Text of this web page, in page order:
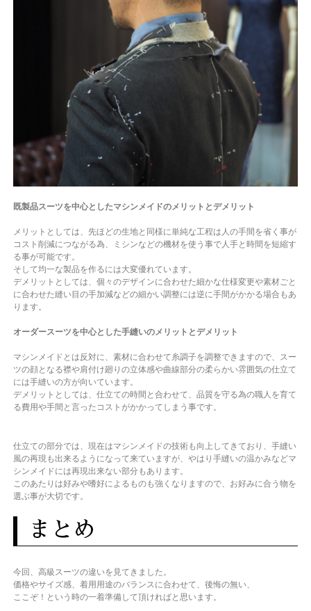
既製品スーツを中心としたマシンメイドのメリットとデメリット
メリットとしては、先ほどの生地と同様に単純な工程は人の手間を省く事が
コスト削減につながる為、ミシンなどの機材を使う事で人手と時間を短縮す
る事が可能です。
そして均一な製品を作るには大変優れています。
デメリットとしては、個々のデザインに合わせた細かな仕様変更や素材ごと
に合わせた縫い目の手加減などの細かい調整には逆に手間がかかる場合もあ
ります。
オーダースーツを中心とした手縫いのメリットとデメリット
マシンメイドとは反対に、素材に合わせて糸調子を調整できますので、スー
ツの顔となる襟や肩付け廻りの立体感や曲線部分の柔らかい雰囲気の仕立て
には手縫いの方が向いています。
デメリットとしては、仕立ての時間と合わせて、品質を守る為の職人を育て
る費用や手間と言ったコストがかかってしまう事です。
仕立ての部分では、現在はマシンメイドの技術も向上してきており、手縫い
風の再現も出来るようになって来ていますが、やはり手縫いの温かみなどマ
シンメイドには再現出来ない部分もあります。
このあたりは好みや嗜好によるものも強くなりますので、お好みに合う物を
選ぶ事が大切です。
まとめ
今回、高級スーツの違いを見てきました。
価格やサイズ感、着用用途のバランスに合わせて、後悔の無い、
ここぞ！という時の一着準備して頂ければと思います。